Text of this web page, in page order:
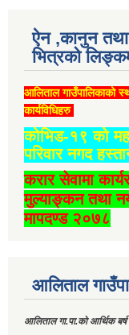
ऐन ,कानुन तथा
भित्रको
आलिताल गाउँपालिकाको
कार्यविधिहरु
कोभिड-१९ को
परिवार नगद
करार सेवामा
मुल्याङ्कन तथा
मापदण्ड २०७८
आलिताल
आलिताल गा.पा.को आर्थिक